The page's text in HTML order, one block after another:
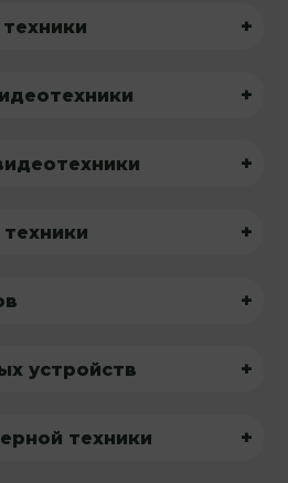
+
+
+
+
+
устройств +
техники +